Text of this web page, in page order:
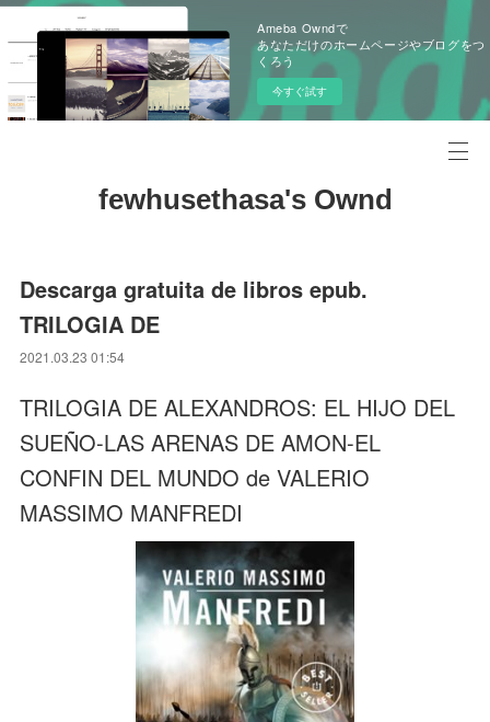
Ameba Owndで
あなただけのホームページやブログをつ
くろう
今すぐ試す
fewhusethasa's Ownd
Descarga gratuita de libros epub.
TRILOGIA DE
2021.03.23 01:54
TRILOGIA DE ALEXANDROS: EL HIJO DEL
SUEÑO-LAS ARENAS DE AMON-EL
CONFIN DEL MUNDO de VALERIO
MASSIMO MANFREDI